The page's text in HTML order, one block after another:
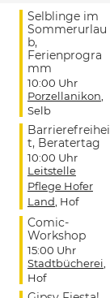
Selblinge im
Sommerurlau
b,
Ferienprogra
mm
10:00 Uhr
Porzellanikon
Selb
Barrierefreihei
t, Beratertag
10:00 Uhr
Leitstelle
Pflege Hofer
Land , Hof
Comic-
Workshop
15:00 Uhr
Stadtbücherei
Hof